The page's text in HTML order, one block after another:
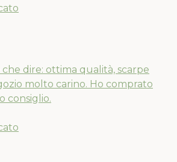
dire: ottima qualità, scarpe
molto carino. Ho comprato
consiglio.